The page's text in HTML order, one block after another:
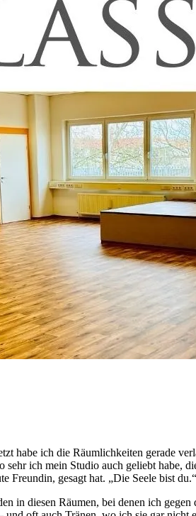
habe ich die Räumlichkeiten gerade
ich mein Studio auch geliebt habe,
Freundin, gesagt hat. „Die Seele bist du.“
in diesen Räumen, bei denen ich